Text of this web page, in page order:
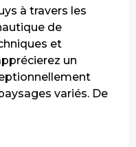
à travers les
de
et
un
variés. De